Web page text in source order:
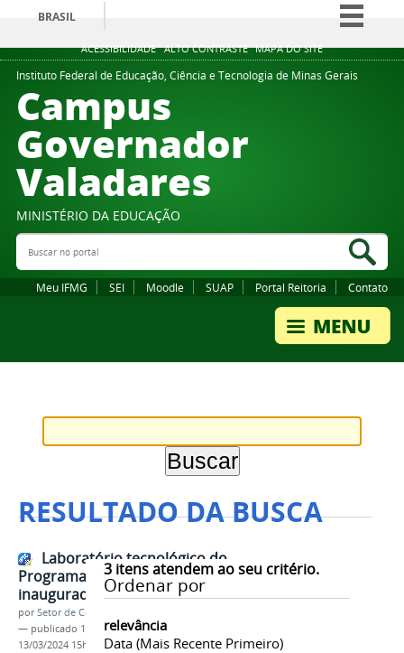
ACESSIBILIDADE ALTO CONTRASTE MAPA DO SITE
BRASIL
Simplifique!
Comunica BR
Instituto Federal de Educação, Ciência e Tecnologia de Minas Gerais
Campus
Governador
Valadares
MINISTÉRIO DA EDUCAÇÃO
Buscar no portal
Meu IFMG SEI Moodle SUAP Portal Reitoria Contato
RESULTADO DA BUSCA
3itens atendem ao seu critério.
Ordenar por
relevância
Data (mais Recente Primeiro)
Laboratório tecnológico do
Programa Include é oficialmente
inaugurado no Campus GV
porSetor de Comunicação
— publicado 11/03/2024—última modificação
13/03/2024 15h50